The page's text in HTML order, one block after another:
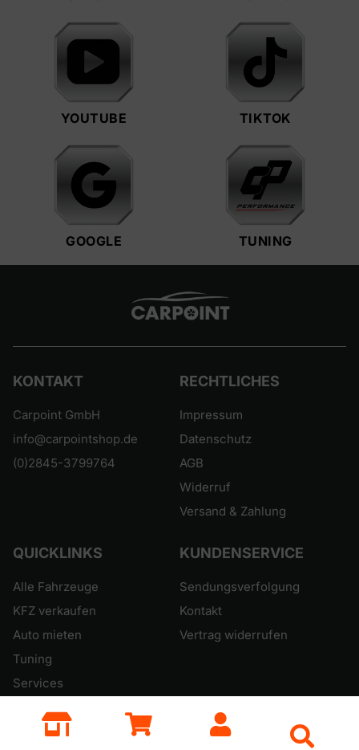
YOUTUBE TIKTOK
GOOGLE TUNING
KONTAKT
Carpoint GmbH
info@carpointshop.de
(0)2845-3799764
RECHTLICHES
Impressum
Datenschutz
AGB
Widerruf
Versand & Zahlung
QUICKLINKS
Alle Fahrzeuge
KFZ verkaufen
Auto mieten
Tuning
Services
KUNDENSERVICE
Sendungsverfolgung
Kontakt
Vertrag widerrufen
© 2012-2025 Carpoint NRW. Alle Rechte vorbehalten.